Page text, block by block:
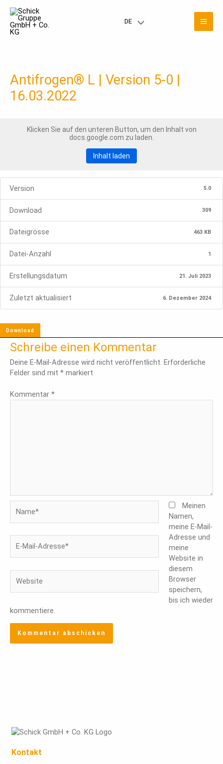
Inhalt
springen
DEMenü
Antifrogen® L | Version 5-0 |
16.03.2022
Klicken Sie auf den unteren Button, um den Inhalt von
docs.google.com zu laden.
Inhalt laden
Version 5.0
Download 309
Dateigrösse 463 KB
Datei-Anzahl 1
Erstellungsdatum 21. Juli 2023
Zuletzt aktualisiert 6. Dezember 2024
Download
Schreibe einen Kommentar
Deine E-Mail-Adresse wird nicht veröffentlicht. Erforderliche
Felder sind mit * markiert
Kommentar *
Mail-
Meinen
Namen,
meine E-Mail-
Adresse und
meine
Website in
diesem
Browser
speichern,
bis ich wieder
kommentiere.
Kontakt